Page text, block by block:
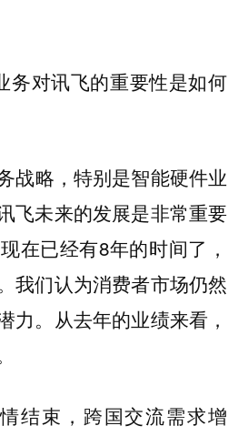
务对讯飞的重要性是如何
战略，特别是智能硬件业
飞未来的发展是非常重要
在已经有8年的时间了，
我们认为消费者市场仍然
力。从去年的业绩来看，
结束，跨国交流需求增